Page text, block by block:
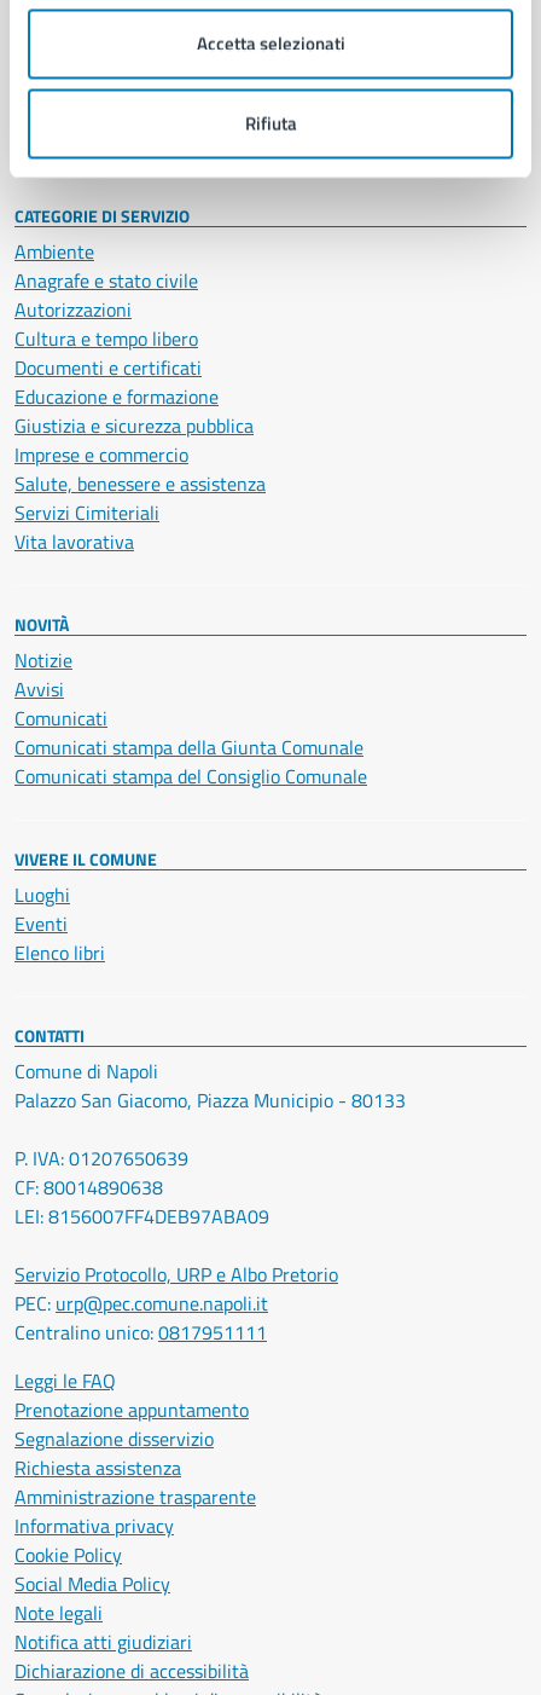
Accetta selezionati
Rifiuta
Enti e fondazioni
Personale amministrativo
Intranet, posta aziendale e protocollo
CATEGORIE DI SERVIZIO
Ambiente
Anagrafe e stato civile
Autorizzazioni
Cultura e tempo libero
Documenti e certificati
Educazione e formazione
Giustizia e sicurezza pubblica
Imprese e commercio
Salute, benessere e assistenza
Servizi Cimiteriali
Vita lavorativa
NOVITÀ
Notizie
Avvisi
Comunicati
Comunicati stampa della Giunta Comunale
Comunicati stampa del Consiglio Comunale
VIVERE IL COMUNE
Luoghi
Eventi
Elenco libri
CONTATTI
Comune di Napoli
Palazzo San Giacomo, Piazza Municipio - 80133
P. IVA: 01207650639
CF: 80014890638
LEI: 8156007FF4DEB97ABA09
Servizio Protocollo, URP e Albo Pretorio
PEC: urp@pec.comune.napoli.it
Centralino unico:0817951111
Leggi le FAQ
Prenotazione appuntamento
Segnalazione disservizio
Richiesta assistenza
Amministrazione trasparente
Informativa privacy
Cookie Policy
Social Media Policy
Note legali
Notifica atti giudiziari
Dichiarazione di accessibilità